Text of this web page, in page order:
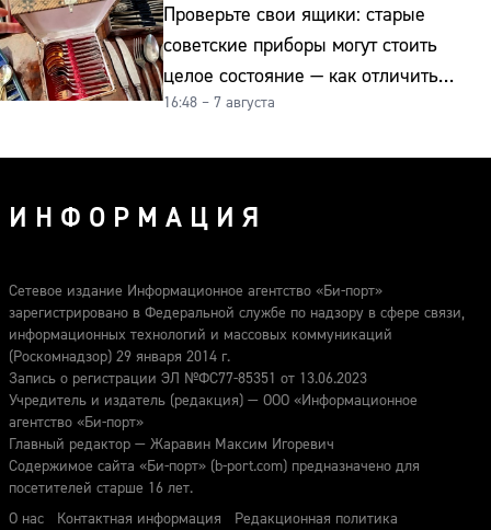
Проверьте свои ящики: старые
советские приборы могут стоить
целое состояние — как отличить
подделку от мельхиора
16:48 – 7 августа
ИНФОРМАЦИЯ
Сетевое издание Информационное агентство «Би-порт»
зарегистрировано в Федеральной службе по надзору в сфере связи,
информационных технологий и массовых коммуникаций
(Роскомнадзор) 29 января 2014 г.
Запись о регистрации ЭЛ №ФС77-85351 от 13.06.2023
Учредитель и издатель (редакция) — ООО «Информационное
агентство «Би-порт»
Главный редактор — Жаравин Максим Игоревич
Содержимое сайта «Би-порт» (b-port.com) предназначено для
посетителей старше 16 лет.
О нас
Контактная информация Редакционная политика